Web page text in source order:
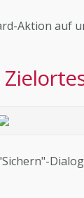
Aktion auf